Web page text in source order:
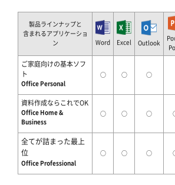
製品ラインナップと
含まれるアプリケーショ
ン
Word Excel Outlook
ご家庭向けの基本ソフ
ト
Office Personal
○ ○ ○
資料作成ならこれでOK
Office Home &
Business
○ ○ ○
全てが詰まった最上
位
Office Professional
○ ○ ○